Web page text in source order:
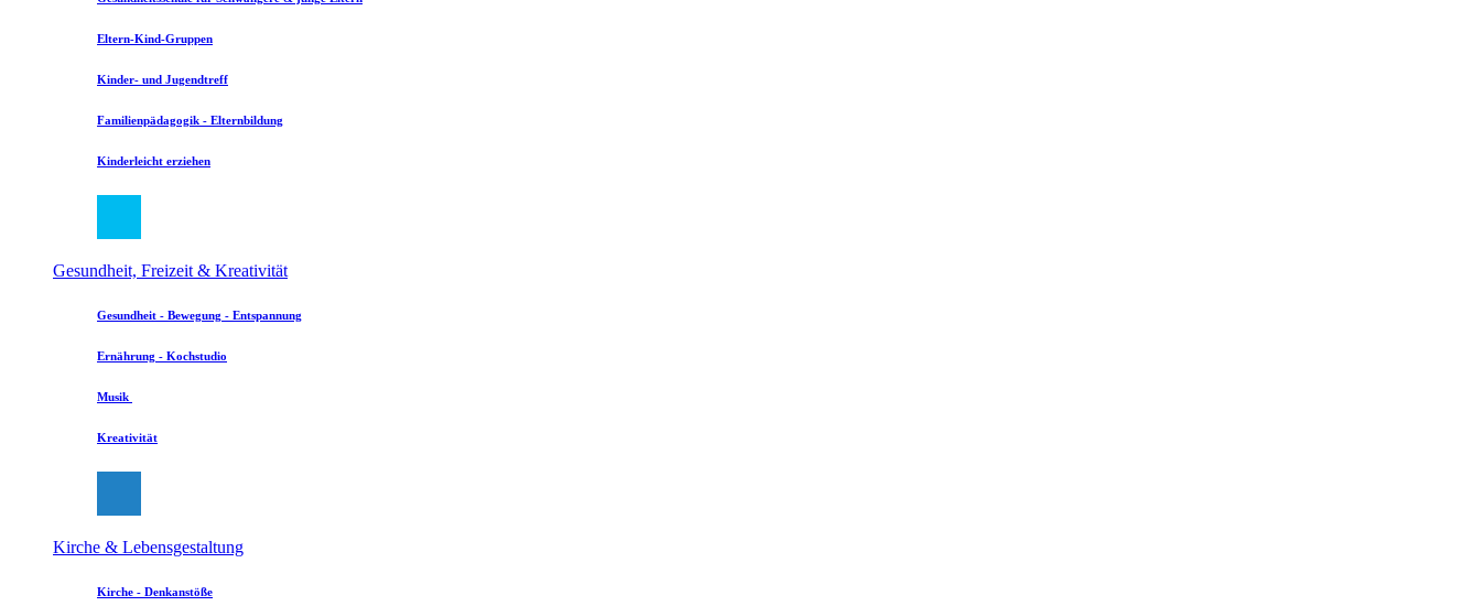
Eltern-Kind-Gruppen
Kinder- und Jugendtreff
Familienpädagogik - Elternbildung
Kinderleicht erziehen
Gesundheit, Freizeit & Kreativität
Gesundheit - Bewegung - Entspannung
Ernährung - Kochstudio
Musik
Kreativität
Kirche & Lebensgestaltung
Kirche - Denkanstöße